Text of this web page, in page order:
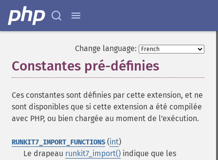
Change language:
Constantes pré-définies
Ces constantes sont définies par cette extension, et ne
sont disponibles que si cette extension a été compilée
avec PHP, ou bien chargée au moment de l'exécution.
RUNKIT7_IMPORT_FUNCTIONS (int)
Le drapeau runkit7_import() indique que les